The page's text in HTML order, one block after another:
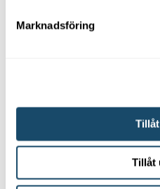
Marknadsföring
Tillåt
mark och
Nuvarande energikälla
El-element